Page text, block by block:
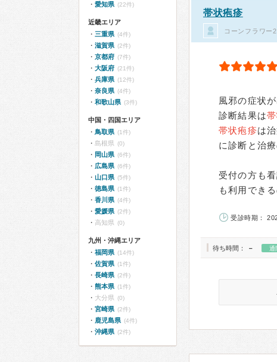
帯状疱疹
コーンフラワー
風邪の症状
診断結果は
帯状疱疹は
に診断と治
受付の方も
も利用でき
受診時期：
待ち時間： － 通
愛知県 (22件)
近畿エリア
三重県 (4件)
滋賀県 (2件)
京都府 (7件)
大阪府 (21件)
兵庫県 (12件)
奈良県 (4件)
和歌山県 (3件)
中国・四国エリア
鳥取県 (1件)
島根県 (0)
岡山県 (6件)
広島県 (6件)
山口県 (5件)
徳島県 (1件)
香川県 (4件)
愛媛県 (2件)
高知県 (0)
九州・沖縄エリア
福岡県 (14件)
佐賀県 (1件)
長崎県 (2件)
熊本県 (1件)
大分県 (0)
宮崎県 (2件)
鹿児島県 (4件)
沖縄県 (2件)